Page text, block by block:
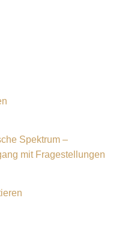
Spektrum –
mit Fragestellungen